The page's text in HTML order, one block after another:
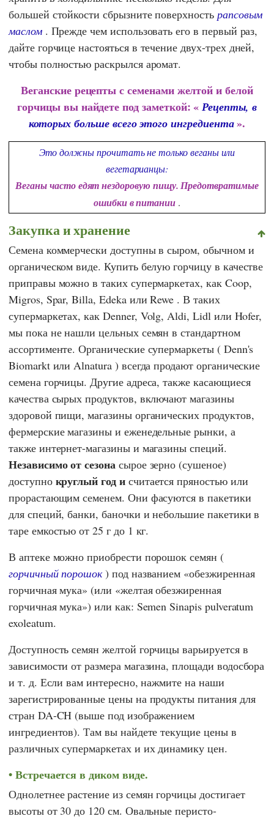
большей стойкости сбрызните поверхность рапсовым
маслом. Прежде чем использовать его в первый раз,
дайте горчице настояться в течение двух-трех дней,
чтобы полностью раскрылся аромат.
Веганские рецепты с семенами желтой и белой
горчицы вы найдете под заметкой: «Рецепты, в
которых больше всего этого ингредиента».
Это должны прочитать не только веганы или
вегетарианцы:
Веганы часто едят нездоровую пищу. Предотвратимые
ошибки в питании .
Закупка и хранение
Семена коммерчески доступны в сыром, обычном и
органическом виде. Купить белую горчицу в качестве
приправы можно в таких супермаркетах, как Coop,
Migros, Spar,Billa, EdekaилиRewe . В таких
супермаркетах, как Denner, Volg, Aldi, Lidl или Hofer,
мы пока не нашли цельных семян в стандартном
ассортименте. Органические супермаркеты ( Denn's
Biomarktили Alnatura) всегда продают органические
семена горчицы. Другие адреса, также касающиеся
качества сырых продуктов, включают магазины
здоровой пищи, магазины органических продуктов,
фермерские магазины и еженедельные рынки, а
также интернет-магазины и магазины специй.
Независимо от сезона сырое зерно (сушеное)
доступно круглый год исчитается пряностью или
прорастающим семенем. Они фасуются в пакетики
для специй, банки, баночки и небольшие пакетики в
таре емкостью от 25 г до 1 кг.
В аптеке можно приобрести порошок семян (
горчичный порошок) под названием «обезжиренная
горчичная мука» (или «желтая обезжиренная
горчичная мука») или как: Semen Sinapis pulveratum
exoleatum.
Доступность семян желтой горчицы варьируется в
зависимости от размера магазина, площади водосбора
и т. д. Если вам интересно, нажмите на наши
зарегистрированные цены на продукты питания для
стран DA-CH (выше под изображением
ингредиентов). Там вы найдете текущие цены в
различных супермаркетах и их динамику цен.
Встречается в диком виде.
Однолетнее растение из семян горчицы достигает
высоты от 30 до 120 см. Овальные перисто-